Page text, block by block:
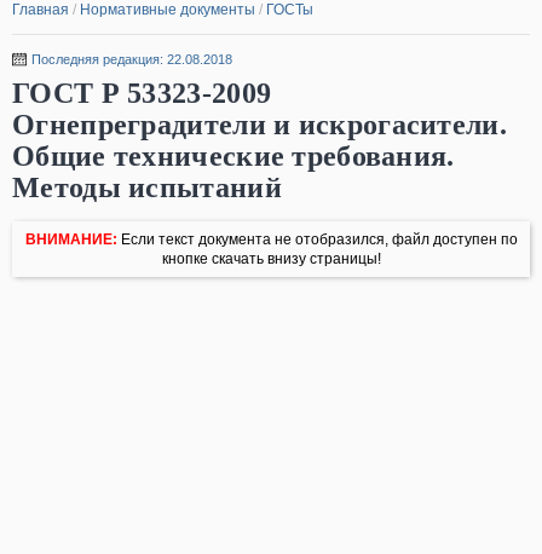
Главная / Нормативные документы / ГОСТы
Последняя редакция: 22.08.2018
ГОСТ Р 53323-2009
Огнепреградители и искрогасители.
Общие технические требования.
Методы испытаний
ВНИМАНИЕ: Если текст документа не отобразился, файл доступен по
кнопке скачать внизу страницы!